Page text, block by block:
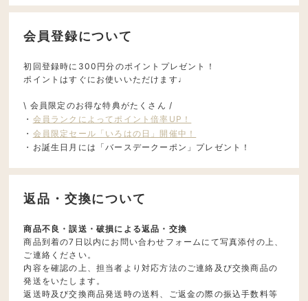
会員登録について
初回登録時に300円分のポイントプレゼント！
ポイントはすぐにお使いいただけます♩
\ 会員限定のお得な特典がたくさん /
・ 会員ランクによってポイント倍率UP！
・ 会員限定セール「いろはの日」開催中！
・お誕生日月には「バースデークーポン」プレゼント！
返品・交換について
商品不良・誤送・破損による返品・交換
商品到着の7日以内にお問い合わせフォームにて写真添付の上、
ご連絡ください。
内容を確認の上、担当者より対応方法のご連絡及び交換商品の
発送をいたします。
返送時及び交換商品発送時の送料、ご返金の際の振込手数料等